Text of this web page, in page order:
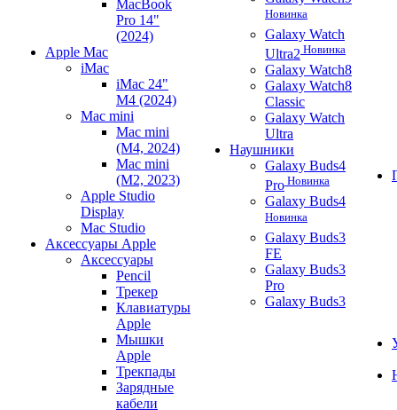
MacBook
Pro 14"
(2024)
Apple Mac
iMac
iMac 24"
M4 (2024)
Mac mini
Mac mini
(M4, 2024)
Mac mini
(M2, 2023)
Apple Studio
Display
Mac Studio
Аксессуары Apple
Аксессуары
Pencil
Трекер
Клавиатуры
Apple
Мышки
Apple
Трекпады
Зарядные
кабели
Новинка
Galaxy Watch
Ultra2 Новинка
Galaxy Watch8
Galaxy Watch8
Classic
Galaxy Watch
Ultra
Наушники
Galaxy Buds4
Pro Новинка
Galaxy Buds4
Новинка
Galaxy Buds3
FE
Galaxy Buds3
Pro
Galaxy Buds3